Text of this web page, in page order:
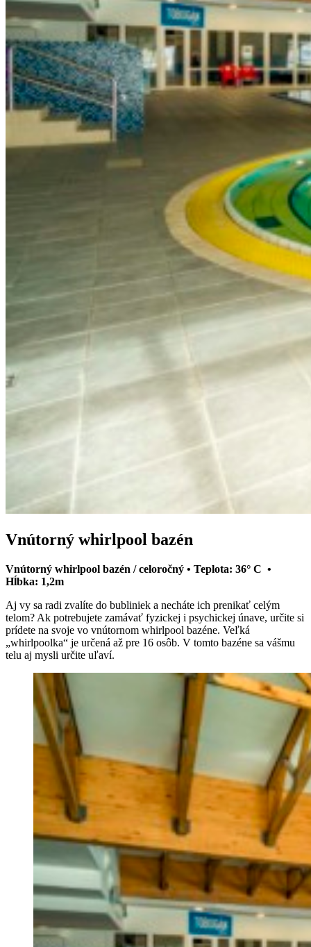
Vnútorný whirlpool bazén
Vnútorný whirlpool bazén / celoročný • Teplota: 36° C •
Hĺbka: 1,2m
Aj vy sa radi zvalíte do bubliniek a necháte ich prenikať celým
telom? Ak potrebujete zamávať fyzickej i psychickej únave, určite si
prídete na svoje vo vnútornom whirlpool bazéne. Veľká
„whirlpoolka“ je určená až pre 16 osôb. V tomto bazéne sa vášmu
telu aj mysli určite uľaví.